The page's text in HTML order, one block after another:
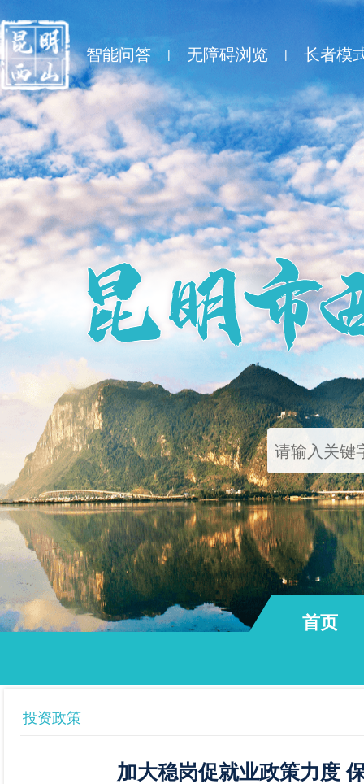
智能问答 | 无障碍浏览 | 长者模
首页
政府信息公开年报
投资政策
加大稳岗促就业政策力度